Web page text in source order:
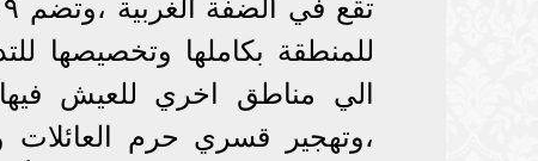
للمنطقة بكاملها وتخصيصها
الي مناطق اخري للعيش
،وتهجير قسري حرم العائلات